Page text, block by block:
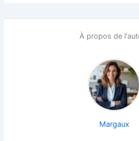
À propos de
Margaux